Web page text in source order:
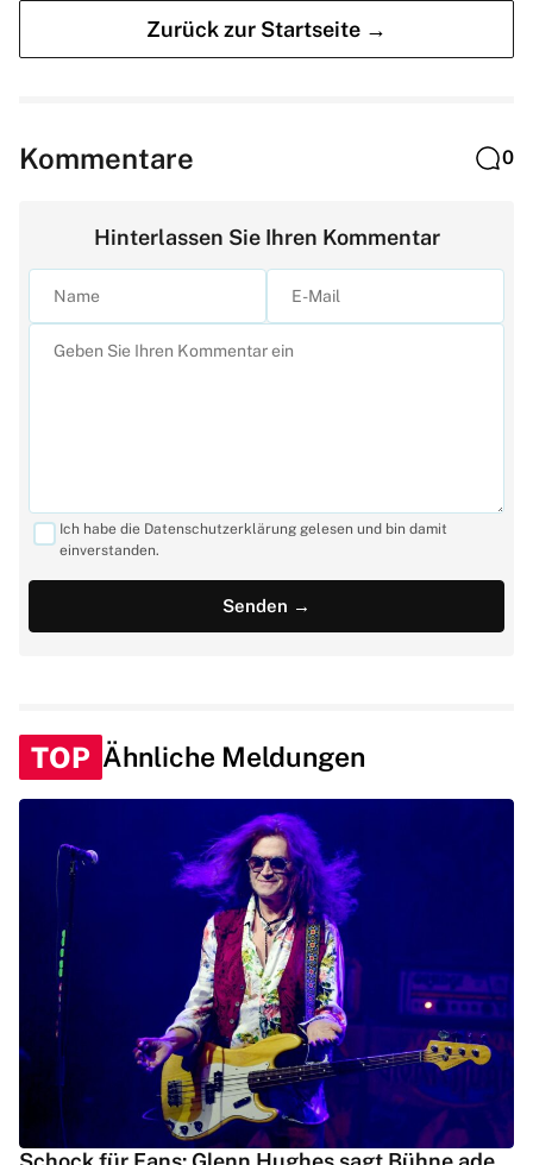
Zurück zur Startseite →
Kommentare 0
Hinterlassen Sie Ihren Kommentar
Ich habe die Datenschutzerklärung gelesen und bin damit
einverstanden.
TOP Ähnliche Meldungen